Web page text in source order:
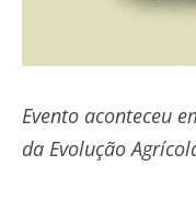
Evento aconteceu
da Evolução